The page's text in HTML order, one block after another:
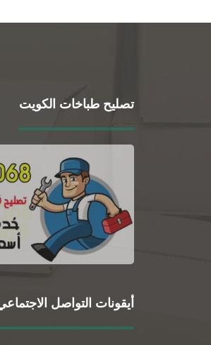
تصليح طباخات الكويت
أيقونات التواصل